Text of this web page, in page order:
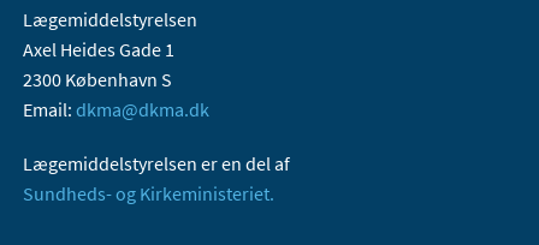
Lægemiddelstyrelsen
Axel Heides Gade 1
2300 København S
Email: dkma@dkma.dk
Lægemiddelstyrelsen er en del af
Sundheds- og Kirkeministeriet.